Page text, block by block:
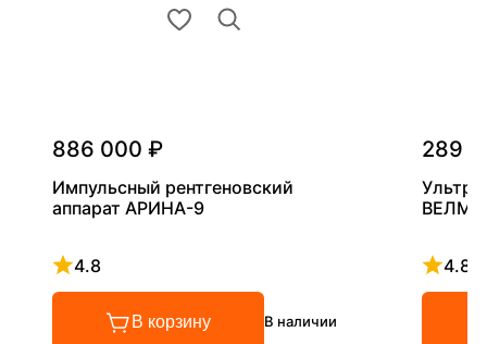
886 000 ₽
Импульсный рентгеновский
аппарат АРИНА-9
4.8
Рейтинг 4.8 из 5
В корзину В наличии
289
4.8